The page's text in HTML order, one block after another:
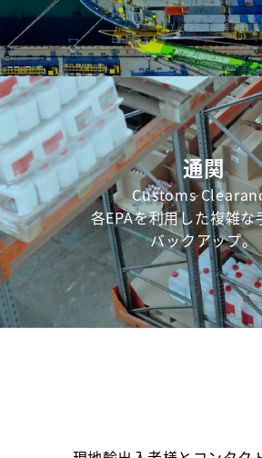
通関
Customs
各EPAを利用した複雑な
バックアップ。